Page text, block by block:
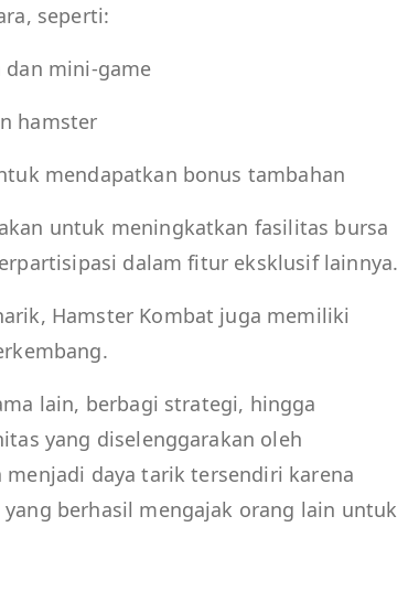
seperti:
dan mini-game
hamster
mendapatkan bonus tambahan
untuk meningkatkan fasilitas bursa
dalam fitur eksklusif lainnya.
Hamster Kombat juga memiliki
lain, berbagi strategi, hingga
yang diselenggarakan oleh
daya tarik tersendiri karena
berhasil mengajak orang lain untuk